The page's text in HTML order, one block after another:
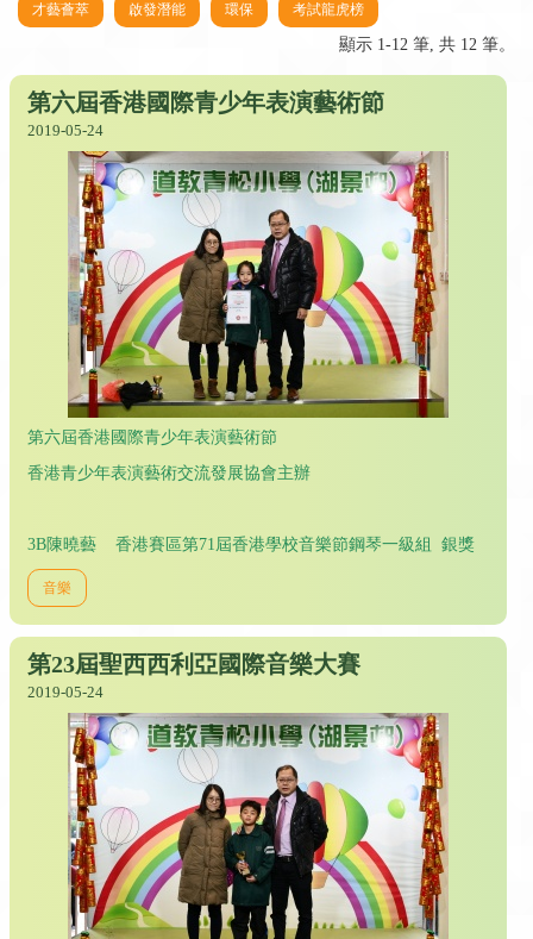
才藝薈萃 啟發潛能 環保 考試龍虎榜
顯示 1-12 筆, 共 12 筆。
第六屆香港國際青少年表演藝術節
2019-05-24
第六屆香港國際青少年表演藝術節
香港青少年表演藝術交流發展協會主辦
3B陳曉藝 香港賽區第71屆香港學校音樂節鋼琴一級組 銀獎
音樂
第23屆聖西西利亞國際音樂大賽
2019-05-24